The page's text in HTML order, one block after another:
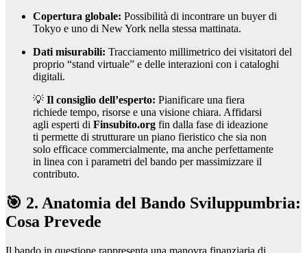
Copertura globale: Possibilità di incontrare un buyer di
Tokyo e uno di New York nella stessa mattinata.
Dati misurabili: Tracciamento millimetrico dei visitatori del
proprio “stand virtuale” e delle interazioni con i cataloghi
digitali.
💡 Il consiglio dell’esperto: Pianificare una fiera
richiede tempo, risorse e una visione chiara. Affidarsi
agli esperti di Finsubito.org fin dalla fase di ideazione
ti permette di strutturare un piano fieristico che sia non
solo efficace commercialmente, ma anche perfettamente
in linea con i parametri del bando per massimizzare il
contributo.
🎯 2. Anatomia del Bando Sviluppumbria:
Cosa Prevede
Il bando in questione rappresenta una manovra finanziaria di